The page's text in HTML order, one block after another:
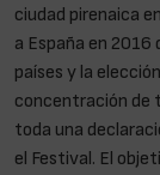
ciudad pirenaica
a España en 2016
países y la
concentración de
toda una
el Festival. El